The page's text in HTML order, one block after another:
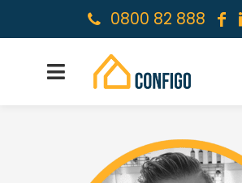
0800 82 888